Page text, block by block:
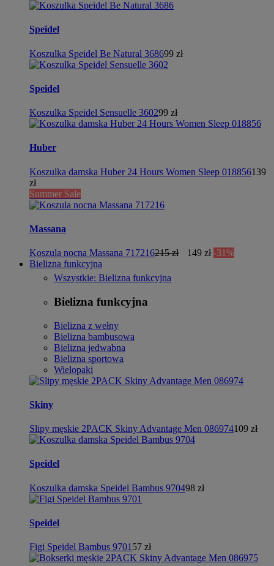
Speidel
Koszulka Speidel Be Natural 368699 zł
Speidel
Koszulka Speidel Sensuelle 360299 zł
Huber
Koszulka damska Huber 24 Hours Women Sleep 018856139
zł
Summer Sale
Massana
Koszula nocna Massana 717216215 zł 149 zł -31%
Bielizna funkcyjna
Wszystkie: Bielizna funkcyjna
Bielizna funkcyjna
Bielizna z wełny
Bielizna bambusowa
Bielizna jedwabna
Bielizna sportowa
Wielopaki
Skiny
Slipy męskie 2PACK Skiny Advantage Men 086974109 zł
Speidel
Koszulka damska Speidel Bambus 970498 zł
Speidel
Figi Speidel Bambus 9701 57 zł